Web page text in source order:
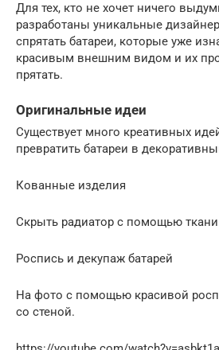
Для тех, кто не хочет ничего
разработаны уникальные
спрятать батареи, которые уже
красивым внешним видом и их
прятать.
Оригинальные идеи
Существует много креативных
превратить батареи в
Кованные изделия
Скрыть радиатор с помощью ткани
Роспись и декупаж батарей
На фото с помощью красивой
со стеной.